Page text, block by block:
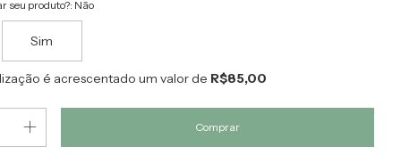
seu produto?: Não
Sim
é acrescentado um valor de R$85,00